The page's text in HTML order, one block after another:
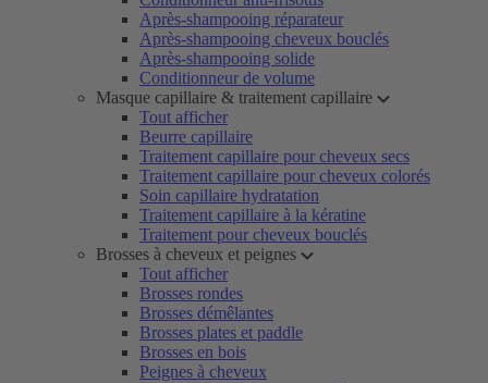
Après-shampooing réparateur
Après-shampooing cheveux bouclés
Après-shampooing solide
Conditionneur de volume
Masque capillaire & traitement capillaire
Tout afficher
Beurre capillaire
Traitement capillaire pour cheveux secs
Traitement capillaire pour cheveux colorés
Soin capillaire hydratation
Traitement capillaire à la kératine
Traitement pour cheveux bouclés
Brosses à cheveux et peignes
Tout afficher
Brosses rondes
Brosses démêlantes
Brosses plates et paddle
Brosses en bois
Peignes à cheveux